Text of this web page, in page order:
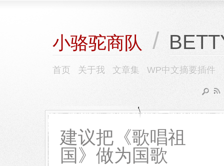
小骆驼商队 /
首页 关于我 文章集 WP中文摘要插件
建议把《歌唱祖
国》做为国歌